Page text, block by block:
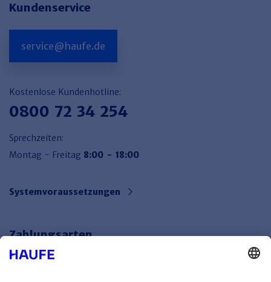
Kundenservice
service@haufe.de
Kostenlose Kundenhotline:
0800 72 34 254
Sprechzeiten:
Montag - Freitag 8:00 - 18:00
Systemvoraussetzungen
Zahlungsarten